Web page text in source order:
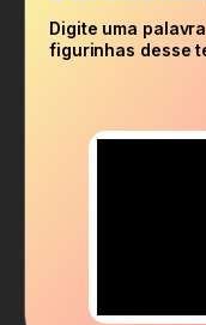
Digite uma
figurinhas desse